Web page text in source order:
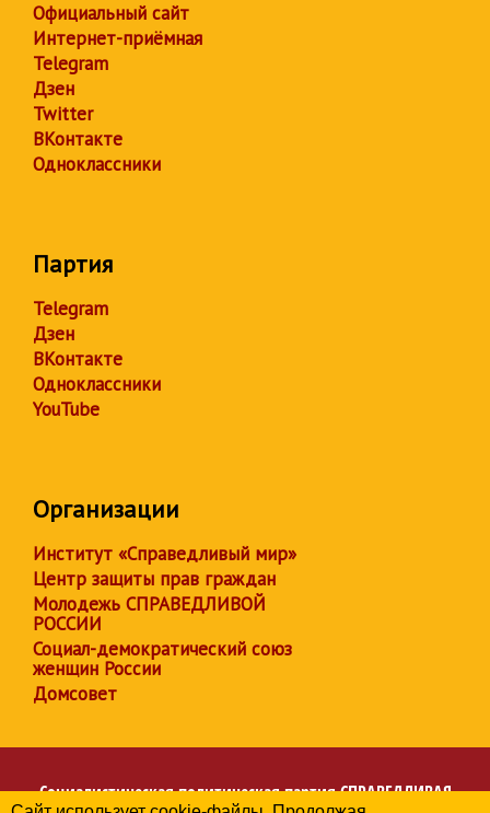
Официальный сайт
Интернет-приёмная
Telegram
Дзен
Twitter
ВКонтакте
Одноклассники
Партия
Telegram
Дзен
ВКонтакте
Одноклассники
YouTube
Организации
Институт «Справедливый мир»
Центр защиты прав граждан
Молодежь СПРАВЕДЛИВОЙ
РОССИИ
Социал-демократический союз
женщин России
Домсовет
Социалистическая политическая партияСПРАВЕДЛИВАЯ